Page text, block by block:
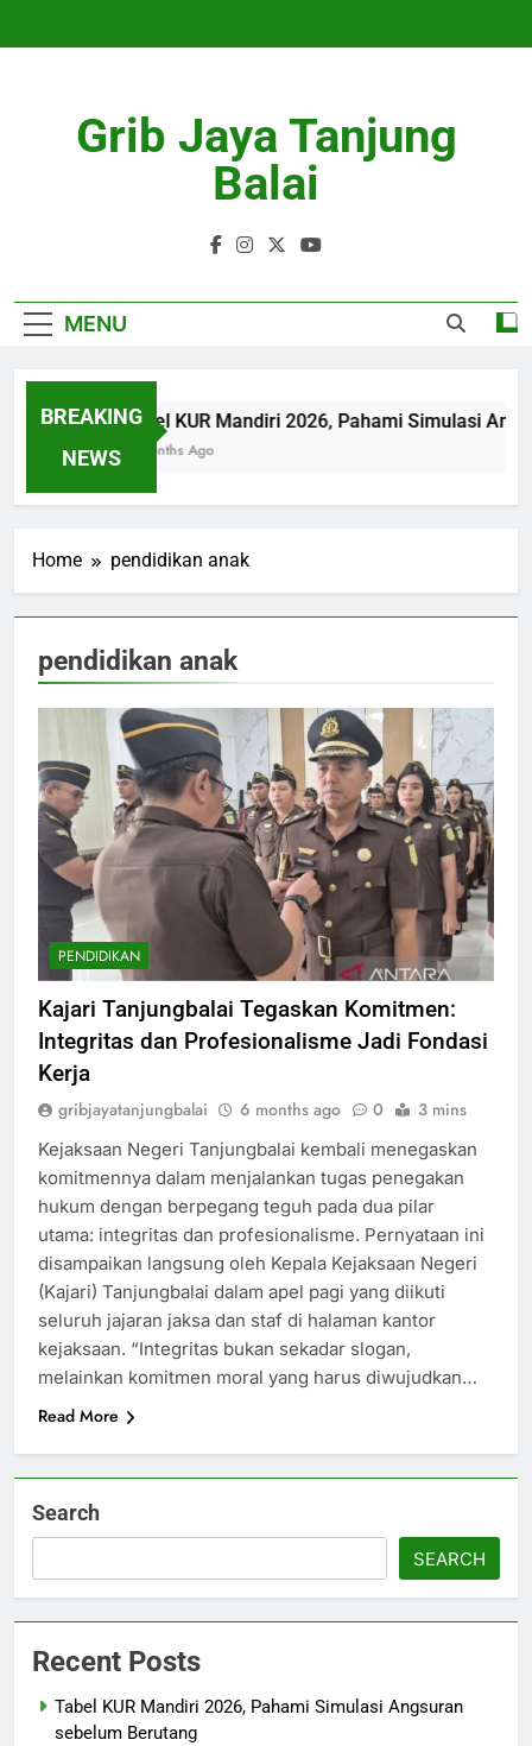
Grib Jaya Tanjung
Balai
MENU
BREAKING
NEWS
Tabel KUR Mandiri 2026, Pahami Simulasi
4 Months Ago
Home pendidikan anak
pendidikan anak
PENDIDIKAN
Kajari Tanjungbalai Tegaskan Komitmen:
Integritas dan Profesionalisme Jadi Fondasi
Kerja
gribjayatanjungbalai 6 months ago 0 3 mins
Kejaksaan Negeri Tanjungbalai kembali menegaskan
komitmennya dalam menjalankan tugas penegakan
hukum dengan berpegang teguh pada dua pilar
utama: integritas dan profesionalisme. Pernyataan ini
disampaikan langsung oleh Kepala Kejaksaan Negeri
(Kajari) Tanjungbalai dalam apel pagi yang diikuti
seluruh jajaran jaksa dan staf di halaman kantor
kejaksaan. “Integritas bukan sekadar slogan,
melainkan komitmen moral yang harus diwujudkan…
Read More
Search
SEARCH
Recent Posts
Tabel KUR Mandiri 2026, Pahami Simulasi Angsuran
sebelum Berutang